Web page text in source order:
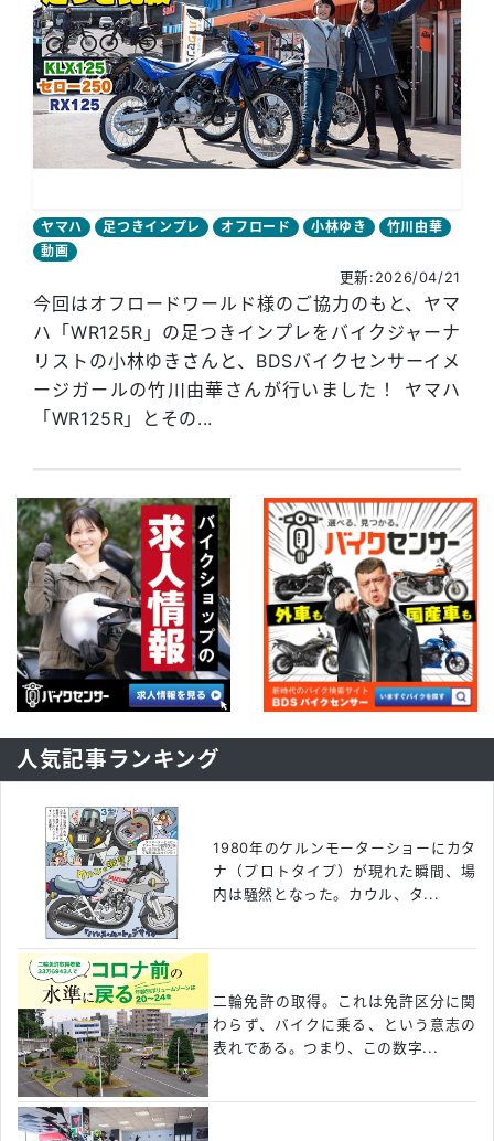
ヤマハ 足つきインプレ オフロード 小林ゆき
竹川由華
動画
更新:2026/04/21
今回はオフロードワールド様のご協力のもと、ヤマ
ハ「WR125R」の足つきインプレをバイクジャーナ
リストの小林ゆきさんと、BDSバイクセンサーイメ
ージガールの竹川由華さんが行いました！ ヤマハ
「WR125R」とその...
人気記事ランキング
1980年のケルンモーターショーにカタ
ナ（プロトタイプ）が現れた瞬間、場
内は騒然となった。カウル、タ...
二輪免許の取得。これは免許区分に関
わらず、バイクに乗る、という意志の
表れである。つまり、この数字...